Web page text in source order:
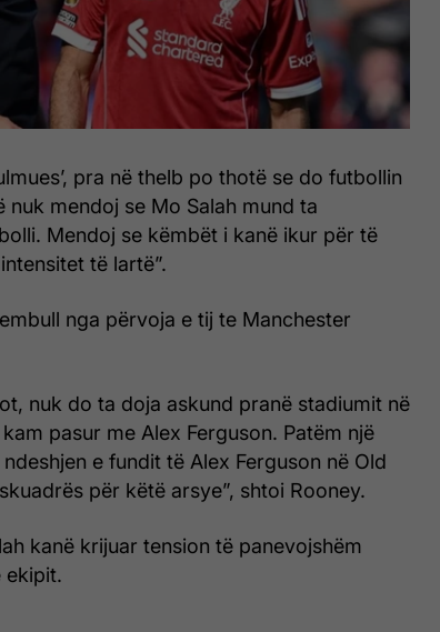
pra në thelb po thotë se do futbollin
nuk mendoj se Mo Salah mund ta
Mendoj se këmbët i kanë ikur për të
të lartë”.
nga përvoja e tij te Manchester
nuk do ta doja askund pranë stadiumit në
pasur me Alex Ferguson. Patëm një
e fundit të Alex Ferguson në Old
për këtë arsye”, shtoi Rooney.
kanë krijuar tension të panevojshëm
ekipit.